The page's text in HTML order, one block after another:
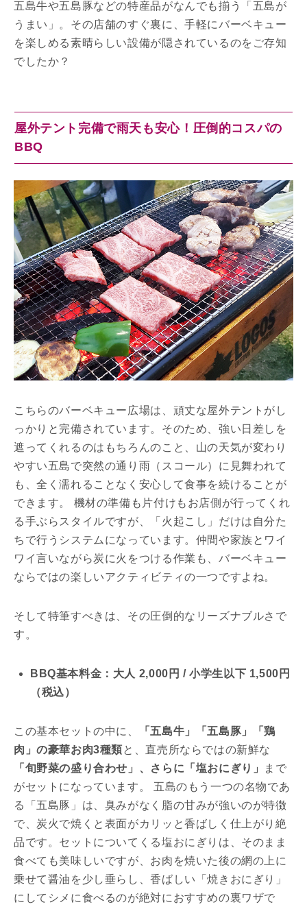
五島牛や五島豚などの特産品がなんでも揃う「五島が
うまい」。その店舗のすぐ裏に、手軽にバーベキュー
を楽しめる素晴らしい設備が隠されているのをご存知
でしたか？
屋外テント完備で雨天も安心！圧倒的コスパの
BBQ
こちらのバーベキュー広場は、頑丈な屋外テントがし
っかりと完備されています。そのため、強い日差しを
遮ってくれるのはもちろんのこと、山の天気が変わり
やすい五島で突然の通り雨（スコール）に見舞われて
も、全く濡れることなく安心して食事を続けることが
できます。 機材の準備も片付けもお店側が行ってくれ
る手ぶらスタイルですが、「火起こし」だけは自分た
ちで行うシステムになっています。仲間や家族とワイ
ワイ言いながら炭に火をつける作業も、バーベキュー
ならではの楽しいアクティビティの一つですよね。
そして特筆すべきは、その圧倒的なリーズナブルさで
す。
BBQ基本料金：大人 2,000円 / 小学生以下 1,500円
（税込）
この基本セットの中に、
「五島牛」「五島豚」「鶏
肉」の豪華お肉3種類と、直売所ならではの新鮮な
「旬野菜の盛り合わせ」、さらに「塩おにぎり」
まで
がセットになっています。 五島のもう一つの名物であ
る「五島豚」は、臭みがなく脂の甘みが強いのが特徴
で、炭火で焼くと表面がカリッと香ばしく仕上がり絶
品です。セットについてくる塩おにぎりは、そのまま
食べても美味しいですが、お肉を焼いた後の網の上に
乗せて醤油を少し垂らし、香ばしい「焼きおにぎり」
にしてシメに食べるのが絶対におすすめの裏ワザで